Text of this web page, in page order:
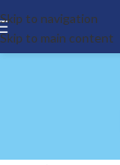
Skip to navigation
Skip to main content